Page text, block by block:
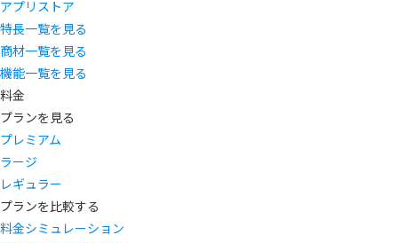
アプリストア
特長一覧を見る
商材一覧を見る
機能一覧を見る
料金
プランを見る
プレミアム
ラージ
レギュラー
プランを比較する
料金シミュレーション